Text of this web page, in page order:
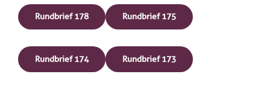
Rundbrief 178 Rundbrief 175
Rundbrief 174 Rundbrief 173